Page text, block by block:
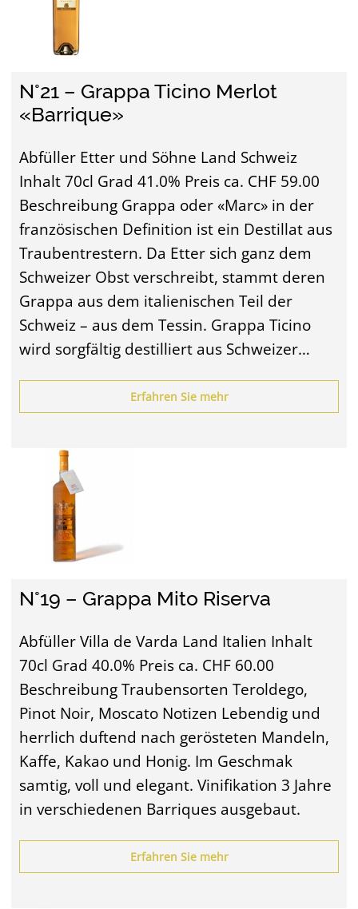
N°21 – Grappa Ticino Merlot
«Barrique»
Abfüller Etter und Söhne Land Schweiz
Inhalt 70cl Grad 41.0% Preis ca. CHF 59.00
Beschreibung Grappa oder «Marc» in der
französischen Definition ist ein Destillat aus
Traubentrestern. Da Etter sich ganz dem
Schweizer Obst verschreibt, stammt deren
Grappa aus dem italienischen Teil der
Schweiz – aus dem Tessin. Grappa Ticino
wird sorgfältig destilliert aus Schweizer…
Erfahren Sie mehr
N°19 – Grappa Mito Riserva
Abfüller Villa de Varda Land Italien Inhalt
70cl Grad 40.0% Preis ca. CHF 60.00
Beschreibung Traubensorten Teroldego,
Pinot Noir, Moscato Notizen Lebendig und
herrlich duftend nach gerösteten Mandeln,
Kaffe, Kakao und Honig. Im Geschmak
samtig, voll und elegant. Vinifikation 3 Jahre
in verschiedenen Barriques ausgebaut.
Erfahren Sie mehr